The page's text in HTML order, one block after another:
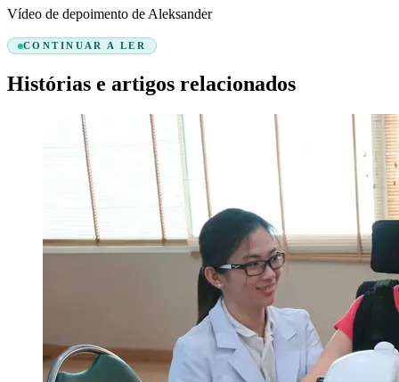
Vídeo de depoimento de Aleksander
CONTINUAR A LER
Histórias e artigos relacionados